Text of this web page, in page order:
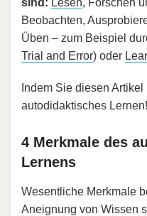
sind: Lesen, Forschen
Beobachten,
Üben – zum Beispiel
Trial and Error) oder
Indem Sie diesen
autodidaktisches Lernen!
4 Merkmale des
Lernens
Wesentliche Merkmale
Aneignung von Wissen